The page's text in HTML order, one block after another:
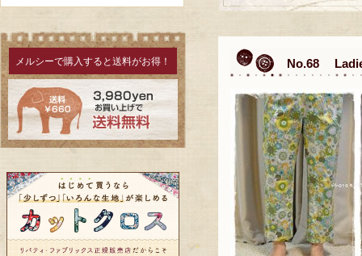
メルシーで購入すると送料がお得！ No.68